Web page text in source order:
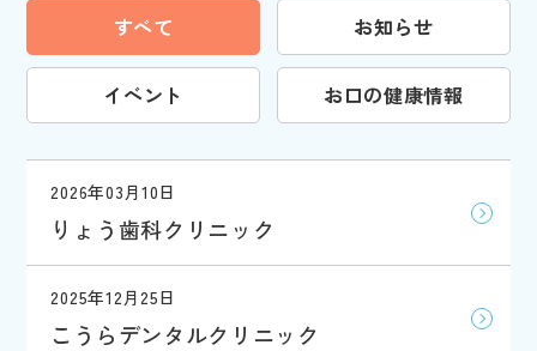
すべて お知らせ
イベント お口の健康情報
2026年03月10日
りょう歯科クリニック
2025年12月25日
こうらデンタルクリニック